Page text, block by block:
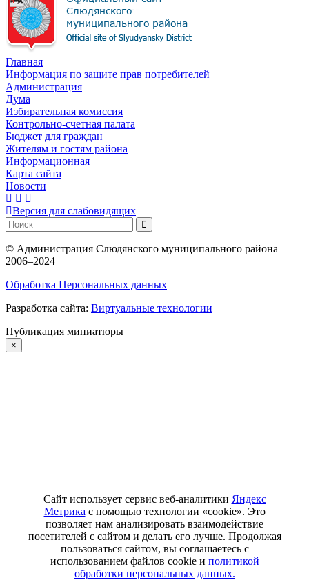
Главная
Информация по защите прав потребителей
Администрация
Дума
Избирательная комиссия
Контрольно-счетная палата
Бюджет для граждан
Жителям и гостям района
Информационная
Карта сайта
Новости
Версия для слабовидящих
© Администрация Слюдянского муниципального района
2006–2024
Обработка Персональных данных
Разработка сайта: Виртуальные технологии
Публикация миниатюры
×
Сайт использует сервис веб-аналитики Яндекс
Метрика с помощью технологии «cookie». Это
позволяет нам анализировать взаимодействие
посетителей с сайтом и делать его лучше. Продолжая
пользоваться сайтом, вы соглашаетесь с
использованием файлов cookie и политикой
обработки персональных данных.